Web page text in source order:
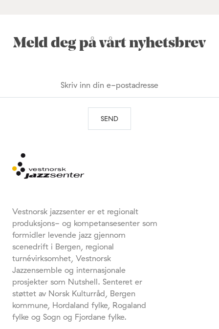
Meld deg på vårt nyhetsbrev
Vestnorsk jazzsenter er et regionalt
produksjons- og kompetansesenter som
formidler levende jazz gjennom
scenedrift i Bergen, regional
turnévirksomhet, Vestnorsk
Jazzensemble og internasjonale
prosjekter som Nutshell. Senteret er
støttet av Norsk Kulturråd, Bergen
kommune, Hordaland fylke, Rogaland
fylke og Sogn og Fjordane fylke.